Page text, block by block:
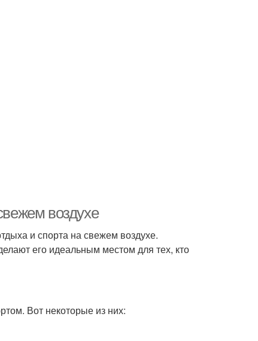
воздухе
и спорта на свежем воздухе.
его идеальным местом для тех, кто
Вот некоторые из них: